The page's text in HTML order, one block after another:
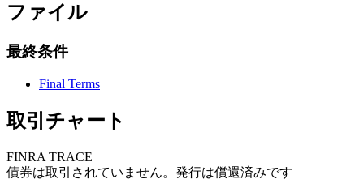
ファイル
最終条件
Final Terms
取引チャート
FINRA TRACE
債券は取引されていません。発行は償還済みです